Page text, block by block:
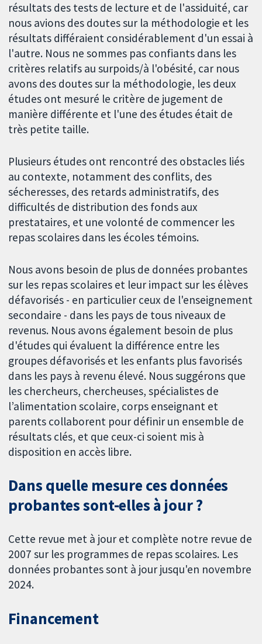
résultats des tests de lecture et de l'assiduité, car
nous avions des doutes sur la méthodologie et les
résultats différaient considérablement d'un essai à
l'autre. Nous ne sommes pas confiants dans les
critères relatifs au surpoids/à l'obésité, car nous
avons des doutes sur la méthodologie, les deux
études ont mesuré le critère de jugement de
manière différente et l'une des études était de
très petite taille.
Plusieurs études ont rencontré des obstacles liés
au contexte, notamment des conflits, des
sécheresses, des retards administratifs, des
difficultés de distribution des fonds aux
prestataires, et une volonté de commencer les
repas scolaires dans les écoles témoins.
Nous avons besoin de plus de données probantes
sur les repas scolaires et leur impact sur les élèves
défavorisés - en particulier ceux de l'enseignement
secondaire - dans les pays de tous niveaux de
revenus. Nous avons également besoin de plus
d'études qui évaluent la différence entre les
groupes défavorisés et les enfants plus favorisés
dans les pays à revenu élevé. Nous suggérons que
les chercheurs, chercheuses, spécialistes de
l’alimentation scolaire, corps enseignant et
parents collaborent pour définir un ensemble de
résultats clés, et que ceux-ci soient mis à
disposition en accès libre.
Dans quelle mesure ces données
probantes sont-elles à jour ?
Cette revue met à jour et complète notre revue de
2007 sur les programmes de repas scolaires. Les
données probantes sont à jour jusqu'en novembre
2024.
Financement